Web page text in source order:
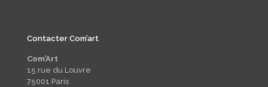
Contacter Com’art
Com’Art
15 rue du Louvre
75001 Paris